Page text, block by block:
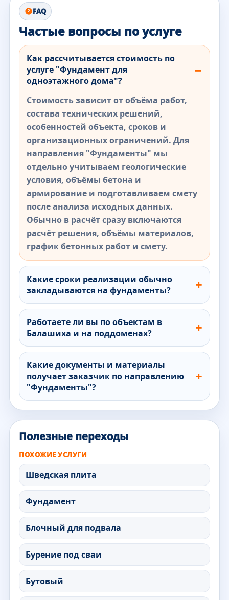
FAQ
Частые вопросы по услуге
Как рассчитывается стоимость по
услуге "Фундамент для
одноэтажного дома"?
Стоимость зависит от объёма работ,
состава технических решений,
особенностей объекта, сроков и
организационных ограничений. Для
направления "Фундаменты" мы
отдельно учитываем геологические
условия, объёмы бетона и
армирование и подготавливаем смету
после анализа исходных данных.
Обычно в расчёт сразу включаются
расчёт решения, объёмы материалов,
график бетонных работ и смету.
Какие сроки реализации обычно
закладываются на фундаменты?
Работаете ли вы по объектам в
Балашиха и на поддоменах?
Какие документы и материалы
получает заказчик по направлению
"Фундаменты"?
Полезные переходы
ПОХОЖИЕ УСЛУГИ
Шведская плита
Фундамент
Блочный для подвала
Бурение под сваи
Бутовый